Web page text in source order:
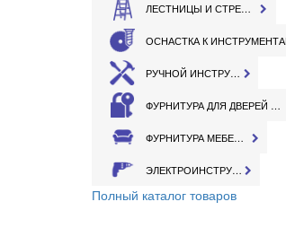
ЛЕСТНИЦЫ И СТРЕМЯНКИ
РУЧНОЙ ИНСТРУМЕНТ
ФУРНИТУРА ДЛЯ ДВЕРЕЙ И ОКОН
ФУРНИТУРА МЕБЕЛЬНАЯ
ЭЛЕКТРОИНСТРУМЕНТ
Полный каталог товаров